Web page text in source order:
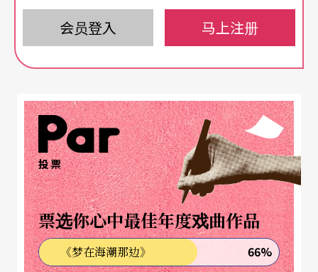
及其旧事》（,Old People and the Things that Pas
s）的恢弘家族诅咒篇章《封尘旧事》。两部作品皆
以「家族」作为人物关系核心，在血缘与姻亲的联
合牵动下，不可告人的秘密悲剧由每一位个体分载
承担，角色面临揭秘或保密、对抗或疗伤等人生困
境选择难题，依此开展一连串涟漪般扩散的戏剧场
景。
为期两天的「剧院特映」将透过戏剧院舞台的巨幅
影像播放，呈现同团两位导演对于文学改编与同为
家族盘根错节伦理关系的各自梳理风格。而在配合
会员登入 马上注册
投票
票选你心中最佳年度戏曲作品
《梦在海潮那边》 66%